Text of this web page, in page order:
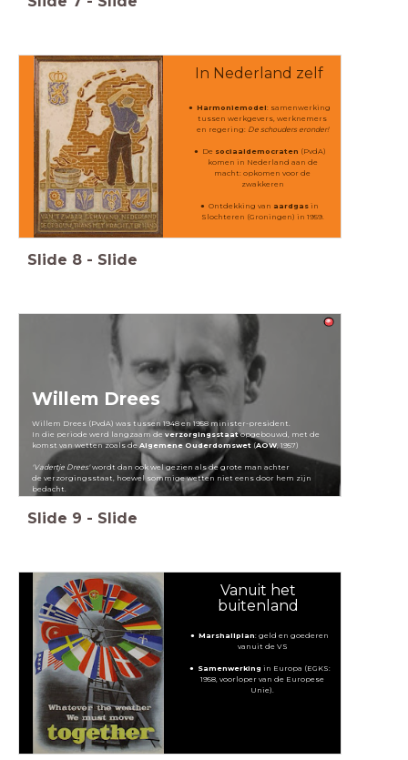
In Nederland zelf
Harmoniemodel: samenwerking
tussen werkgevers, werknemers
en regering: De schouders eronder!
De sociaaldemocraten (PvdA)
komen in Nederland aan de
macht: opkomen voor de
zwakkeren
Ontdekking van aardgas in
Slochteren (Groningen) in 1959.
Slide 8 - Slide
Willem Drees
Willem Drees (PvdA) was tussen 1948 en 1958 minister-president.
In die periode werd langzaam de verzorgingsstaatopgebouwd, met de
komst van wetten zoals de Algemene Ouderdomswet(AOW, 1957)
'Vadertje Drees'wordt dan ook wel gezien als de grote man achter
de verzorgingsstaat, hoewel sommige wetten niet eens door hem zijn
bedacht.
Slide 9 - Slide
Vanuit het
buitenland
Marshallplan: geld en goederen
vanuit de VS
Samenwerking in Europa (EGKS:
1958, voorloper van de Europese
Unie).